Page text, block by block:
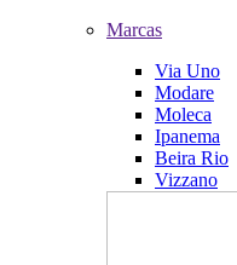
Marcas
Via Uno
Modare
Moleca
Ipanema
Beira Rio
Vizzano